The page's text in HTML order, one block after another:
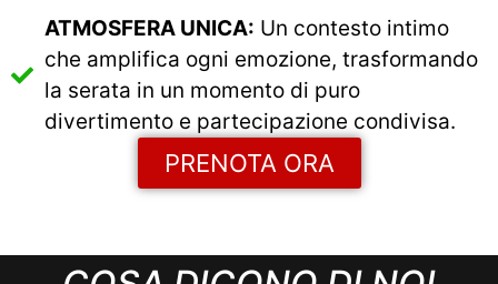
ATMOSFERA UNICA: Un contesto intimo
che amplifica ogni emozione, trasformando
la serata in un momento di puro
divertimento e partecipazione condivisa.
PRENOTA ORA